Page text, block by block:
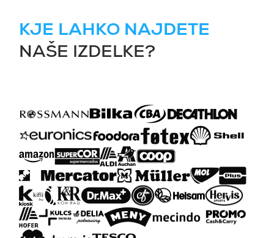
KJE LAHKO NAJDETE
NAŠE IZDELKE?